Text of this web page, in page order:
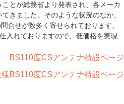
とが総務省より発表され、各メーカ
きました。そのような状況のなか、
合せが数多く寄せられております。
入れておりますので、低価格を実現
BS110度CSアンテナ特設ページ
BS110度CSアンテナ特設ページ